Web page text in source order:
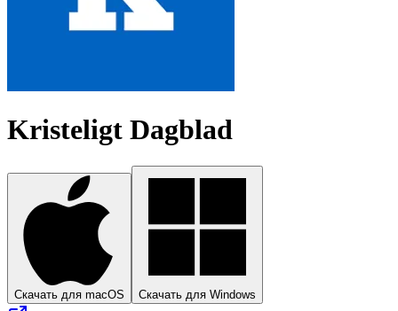
Kristeligt Dagblad
Скачать для macOS Скачать для Windows